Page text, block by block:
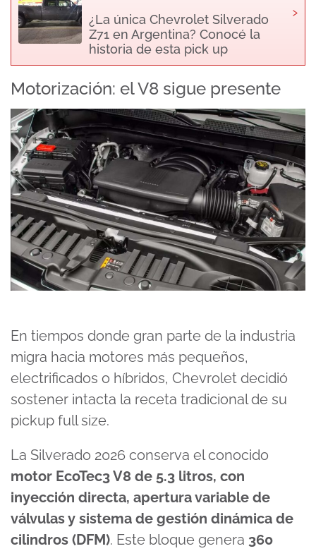
¿La única Chevrolet Silverado
Z71 en Argentina? Conocé la
historia de esta pick up
›
Motorización: el V8 sigue presente
En tiempos donde gran parte de la industria
migra hacia motores más pequeños,
electrificados o híbridos, Chevrolet decidió
sostener intacta la receta tradicional de su
pickup full size.
La Silverado 2026 conserva el conocido
motor EcoTec3 V8 de 5.3 litros, con
inyección directa, apertura variable de
válvulas y sistema de gestión dinámica de
cilindros (DFM). Este bloque genera 360